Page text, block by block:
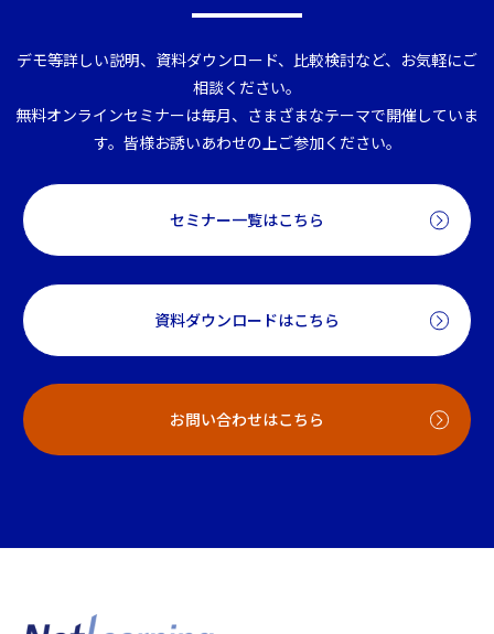
デモ等詳しい説明、資料ダウンロード、比較検討など、お気軽にご
相談ください。
無料オンラインセミナーは毎月、さまざまなテーマで開催していま
す。皆様お誘いあわせの上ご参加ください。
セミナー一覧はこちら
資料ダウンロードはこちら
お問い合わせはこちら